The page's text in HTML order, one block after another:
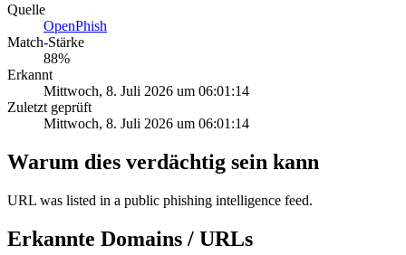
Quelle
OpenPhish
Match-Stärke
88%
Erkannt
Mittwoch, 8. Juli 2026 um 06:01:14
Zuletzt geprüft
Mittwoch, 8. Juli 2026 um 06:01:14
Warum dies verdächtig sein kann
URL was listed in a public phishing intelligence feed.
Erkannte Domains / URLs